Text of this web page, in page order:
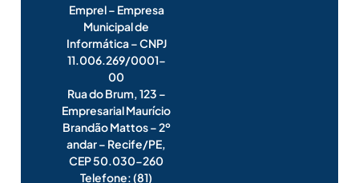
Emprel – Empresa
Municipal de
Informática – CNPJ
11.006.269/0001-
00
Rua do Brum, 123 –
Empresarial Maurício
Brandão Mattos – 2º
andar – Recife/PE,
CEP 50.030-260
Telefone: (81)